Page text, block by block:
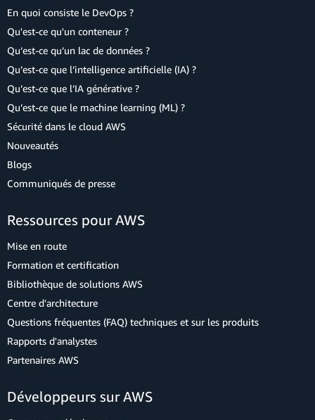
En quoi consiste le DevOps ?
Qu'est-ce qu'un conteneur ?
Qu’est-ce qu’un lac de données ?
Qu’est-ce que l’intelligence artificielle (IA) ?
Qu’est-ce que l’IA générative ?
Qu’est-ce que le machine learning (ML) ?
Sécurité dans le cloud AWS
Nouveautés
Blogs
Communiqués de presse
Ressources pour AWS
Mise en route
Formation et certification
Bibliothèque de solutions AWS
Centre d'architecture
Questions fréquentes (FAQ) techniques et sur les produits
Rapports d'analystes
Partenaires AWS
Développeurs sur AWS